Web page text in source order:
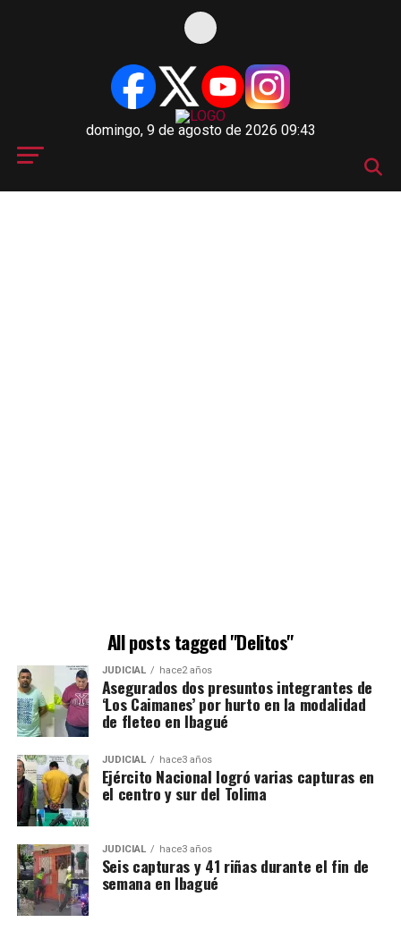
domingo, 9 de agosto de 2026 09:43
All posts tagged "Delitos"
JUDICIAL hace2 años
Asegurados dos presuntos integrantes de
‘Los Caimanes’ por hurto en la modalidad
de fleteo en Ibagué
JUDICIAL hace3 años
Ejército Nacional logró varias capturas en
el centro y sur del Tolima
JUDICIAL hace3 años
Seis capturas y 41 riñas durante el fin de
semana en Ibagué